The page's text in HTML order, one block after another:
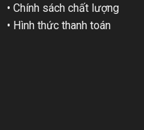
• Chính sách chất lượng
• Hình thức thanh toán